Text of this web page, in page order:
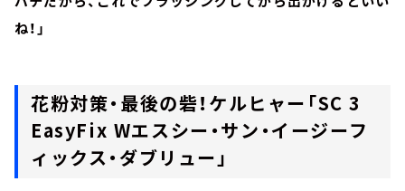
ね！」
花粉対策・最後の砦！ケルヒャー「SC 3
EasyFix Wエスシー・サン・イージーフ
ィックス・ダブリュー」